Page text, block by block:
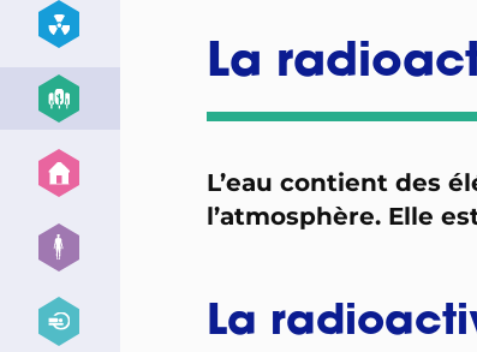
La
L’eau contient des
l’atmosphère. Elle
La